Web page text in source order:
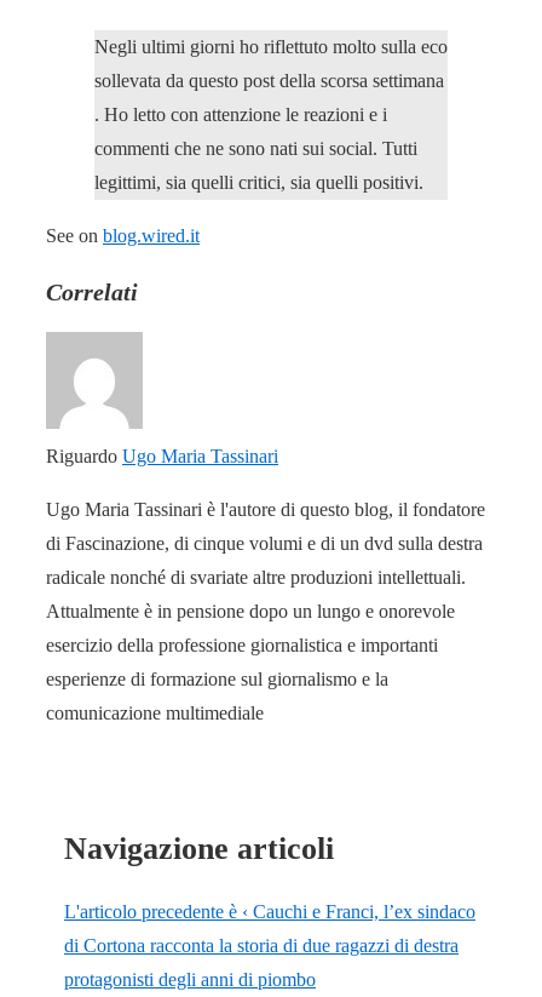
Negli ultimi giorni ho riflettuto molto sulla eco
sollevata da questo post della scorsa settimana
. Ho letto con attenzione le reazioni e i
commenti che ne sono nati sui social. Tutti
legittimi, sia quelli critici, sia quelli positivi.
See on blog.wired.it
Correlati
Riguardo Ugo Maria Tassinari
Ugo Maria Tassinari è l'autore di questo blog, il fondatore
di Fascinazione, di cinque volumi e di un dvd sulla destra
radicale nonché di svariate altre produzioni intellettuali.
Attualmente è in pensione dopo un lungo e onorevole
esercizio della professione giornalistica e importanti
esperienze di formazione sul giornalismo e la
comunicazione multimediale
Navigazione articoli
L'articolo precedente è ‹ Cauchi e Franci, l’ex sindaco
di Cortona racconta la storia di due ragazzi di destra
protagonisti degli anni di piombo